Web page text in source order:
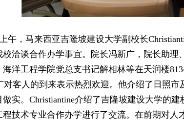
午，马来西亚吉隆坡建设大学副校长
校洽谈合作办学事宜。院长冯新广，院长助
洋工程学院党总支书记解相林等在天润楼
客人的到来表示热烈欢迎。他介绍了日照市
做实。Christiantine介绍了吉隆坡建设大学的
程技术专业合作办学进行了交流。在前期对